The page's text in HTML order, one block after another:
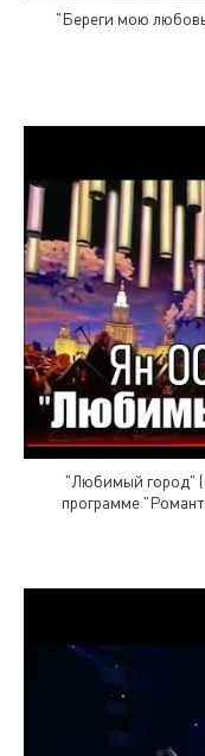
"Береги мою
"Любимый город"
программе